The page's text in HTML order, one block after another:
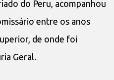
do Peru, acompanhou
entre os anos
de onde foi
Geral.